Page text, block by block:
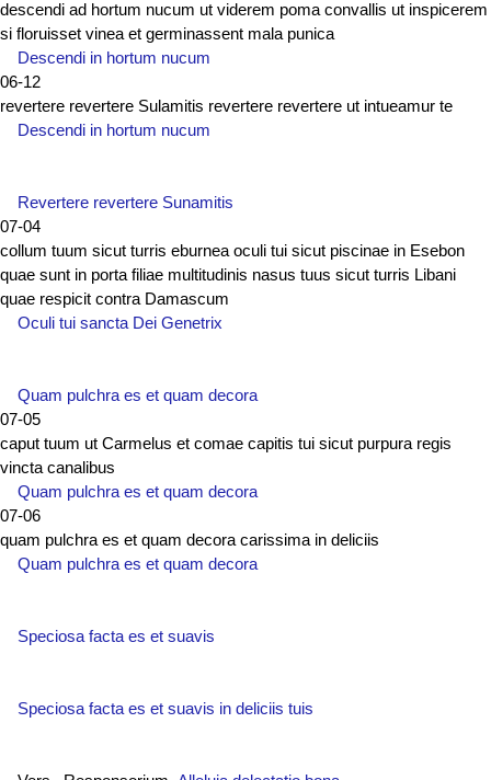
descendi ad hortum nucum ut viderem poma convallis ut inspicerem
si floruisset vinea et germinassent mala punica
Descendi in hortum nucum
06-12
revertere revertere Sulamitis revertere revertere ut intueamur te
Descendi in hortum nucum
Revertere revertere Sunamitis
07-04
collum tuum sicut turris eburnea oculi tui sicut piscinae in Esebon
quae sunt in porta filiae multitudinis nasus tuus sicut turris Libani
quae respicit contra Damascum
Oculi tui sancta Dei Genetrix
Quam pulchra es et quam decora
07-05
caput tuum ut Carmelus et comae capitis tui sicut purpura regis
vincta canalibus
Quam pulchra es et quam decora
07-06
quam pulchra es et quam decora carissima in deliciis
Quam pulchra es et quam decora
Speciosa facta es et suavis
Speciosa facta es et suavis in deliciis tuis